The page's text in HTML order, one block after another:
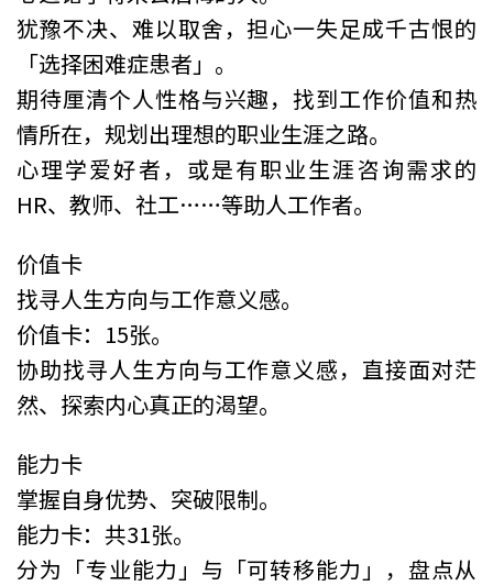
犹豫不决、难以取舍，担心一失足成千古恨的
「选择困难症患者」。
期待厘清个人性格与兴趣，找到工作价值和热
情所在，规划出理想的职业生涯之路。
心理学爱好者，或是有职业生涯咨询需求的
HR、教师、社工……等助人工作者。
价值卡
找寻人生方向与工作意义感。
价值卡：15张。
协助找寻人生方向与工作意义感，直接面对茫
然、探索内心真正的渴望。
能力卡
掌握自身优势、突破限制。
能力卡：共31张。
分为「专业能力」与「可转移能力」，盘点从